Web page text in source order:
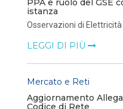
PPA e ruolo del GSE
istanza
Osservazioni di
LEGGI DI PIÙ
Mercato e Reti
Aggiornamento
Codice di Rete